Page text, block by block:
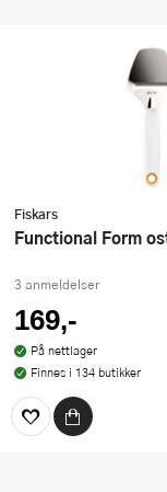
Fiskars
Functional Form
3 anmeldelser
169,-
På nettlager
Finnes i 134 butikker